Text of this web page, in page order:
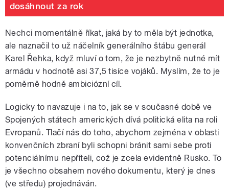
dosáhnout za rok
Nechci momentálně říkat, jaká by to měla být jednotka,
ale naznačil to už náčelník generálního štábu generál
Karel Řehka, když mluví o tom, že je nezbytně nutné mít
armádu v hodnotě asi 37,5 tisíce vojáků. Myslím, že to je
poměrně hodně ambiciózní cíl.
Logicky to navazuje i na to, jak se v současné době ve
Spojených státech amerických dívá politická elita na roli
Evropanů. Tlačí nás do toho, abychom zejména v oblasti
konvenčních zbraní byli schopni bránit sami sebe proti
potenciálnímu nepříteli, což je zcela evidentně Rusko. To
je všechno obsahem nového dokumentu, který je dnes
(ve středu) projednáván.